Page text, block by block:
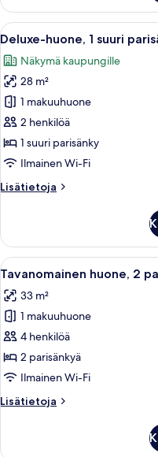
1
suuri
parisänky
Avaa
kaikki
huonetyypin
Deluxe-
huone,
1
suuri
parisänky,
kuvat
10
Deluxe-huone, 1 suuri
Näkymä kaupungille
28 m²
1 makuuhuone
2 henkilöä
1 suuri parisänky
Ilmainen Wi-Fi
Lisätietoja
Lisätietoja
1
suuri
parisänky,
Avaa
kaikki
huonetyypin
Tavanomainen
huone,
2
parisänkyä
6
Tavanomainen huone, 2
33 m²
1 makuuhuone
4 henkilöä
2 parisänkyä
Ilmainen Wi-Fi
Lisätietoja
Lisätietoja